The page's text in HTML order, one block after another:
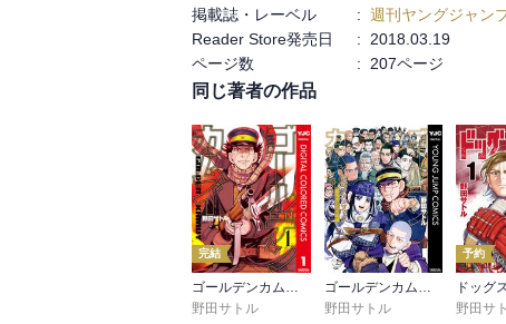
のっぺらぼうの恐怖感はなかなか。インカ
なんと言っても、アイヌにとっての秋鮭の
掲載誌・レーベル
: 週刊ヤングジャン
Reader Store発売日
: 2018.03.19
ページ数
: 207ページ
同じ著者の作品
完結
ゴールデンカムイ カラー版
野田サトル
ゴールデンカムイ公式ファンブック 探究者たちの記録
野田サトル
予約
ドッグ
野田サ